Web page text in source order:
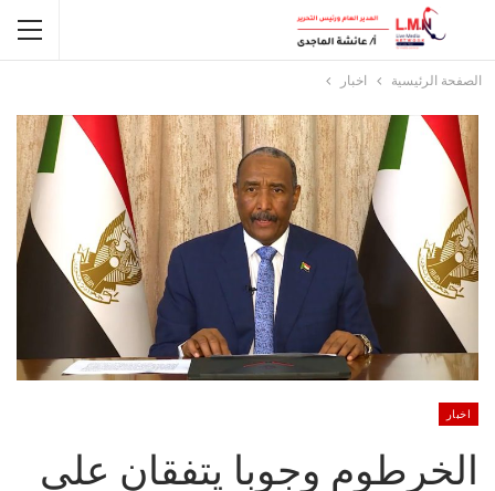
الصفحة الرئيسية اخبار
اخبار
الخرطوم وجوبا يتفقان على